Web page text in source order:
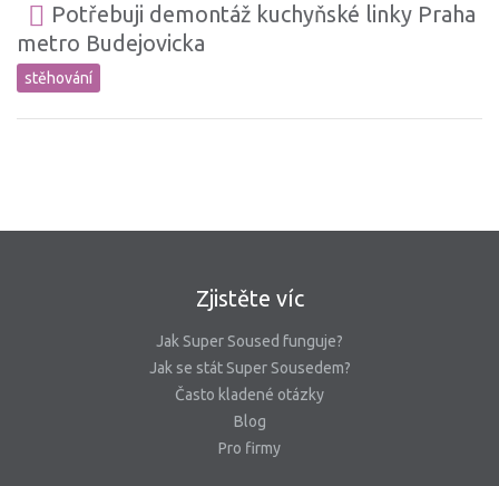
Potřebuji demontáž kuchyňské linky Praha
metro Budejovicka
stěhování
Zjistěte víc
Jak Super Soused funguje?
Jak se stát Super Sousedem?
Často kladené otázky
Blog
Pro firmy